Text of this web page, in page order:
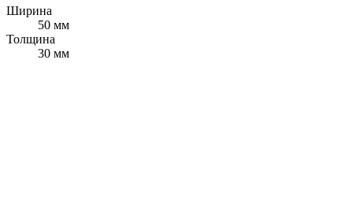
Ширина
50 мм
Толщина
30 мм